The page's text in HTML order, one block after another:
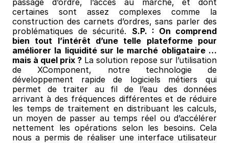
passage d’ordre, l’accès au marché, et dont
certaines sont assez complexes comme la
construction des carnets d’ordres, sans parler des
problématiques de sécurité. S.P. : On comprend
bien tout l’intérêt d’une telle plateforme pour
améliorer la liquidité sur le marché obligataire …
mais à quel prix ? La solution repose sur l’utilisation
de XComponent, notre technologie de
développement rapide de logiciels métiers qui
permet de traiter au fil de l’eau des données
arrivant à des fréquences différentes et de réduire
les temps de traitement en distribuant les calculs,
un moyen de passer au temps réel ou d’accélérer
nettement les opérations selon les besoins. Cela
nous a permis de réaliser une interface utilisateur